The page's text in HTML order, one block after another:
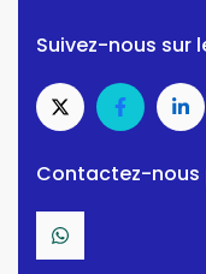
Suivez-nous sur
Contactez-nous